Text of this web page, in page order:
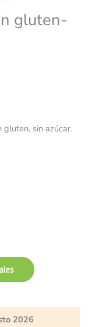
gluten-
sin azúcar.
2026